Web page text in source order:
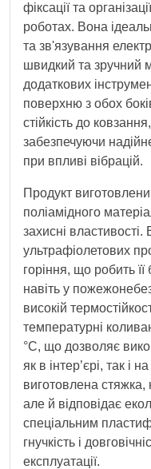
фіксації та
роботах. Вона
та зв'язування
швидкий та зручний
додаткових
поверхню з обох
стійкість до
забезпечуючи
при впливі вібрацій.
Продукт
поліамідного
захисні
ультрафіолетових
горіння, що робить
навіть у
високій
температурні
°С, що дозволяє
як в інтер’єрі, так і
виготовлена стяжка,
але й відповідає
спеціальним
гнучкість і
експлуатації.